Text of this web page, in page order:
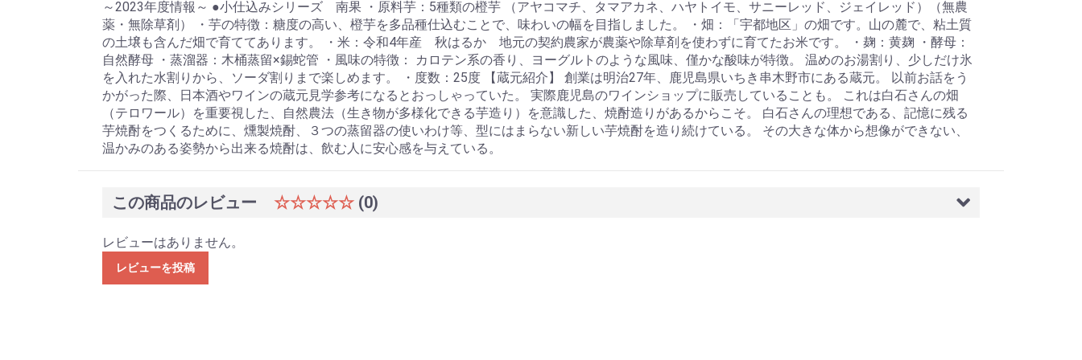
～2023年度情報～ ●小仕込みシリーズ 南果 ・原料芋：5種類の橙芋 （アヤコマチ、タマアカネ、ハヤトイモ、サニーレッド、ジェイレッド）（無農
薬・無除草剤） ・芋の特徴：糖度の高い、橙芋を多品種仕込むことで、味わいの幅を目指しました。 ・畑：「宇都地区」の畑です。山の麓で、粘土質
の土壌も含んだ畑で育ててあります。 ・米：令和4年産 秋はるか 地元の契約農家が農薬や除草剤を使わずに育てたお米です。 ・麹：黄麹 ・酵母：
自然酵母 ・蒸溜器：木桶蒸留×錫蛇管 ・風味の特徴： カロテン系の香り、ヨーグルトのような風味、僅かな酸味が特徴。 温めのお湯割り、少しだけ氷
を入れた水割りから、ソーダ割りまで楽しめます。 ・度数：25度 【蔵元紹介】 創業は明治27年、鹿児島県いちき串木野市にある蔵元。 以前お話をう
かがった際、日本酒やワインの蔵元見学参考になるとおっしゃっていた。 実際鹿児島のワインショップに販売していることも。 これは白石さんの畑
（テロワール）を重要視した、自然農法（生き物が多様化できる芋造り）を意識した、焼酎造りがあるからこそ。 白石さんの理想である、記憶に残る
芋焼酎をつくるために、燻製焼酎、３つの蒸留器の使いわけ等、型にはまらない新しい芋焼酎を造り続けている。 その大きな体から想像ができない、
温かみのある姿勢から出来る焼酎は、飲む人に安心感を与えている。
この商品のレビュー ☆☆☆☆☆ (0)
レビューはありません。
レビューを投稿